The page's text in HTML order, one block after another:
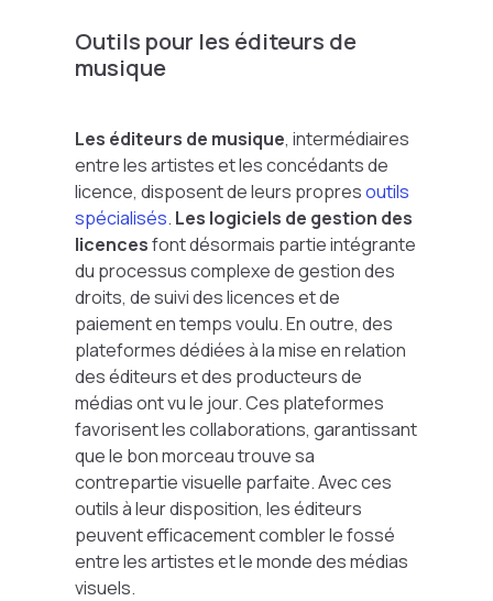
Outils pour les éditeurs de
musique
Les éditeurs de musique, intermédiaires
entre les artistes et les concédants de
licence, disposent de leurs propresoutils
spécialisés. Les logiciels de gestion des
licencesfont désormais partie intégrante
du processus complexe de gestion des
droits, de suivi des licences et de
paiement en temps voulu. En outre, des
plateformes dédiées à la mise en relation
des éditeurs et des producteurs de
médias ont vu le jour. Ces plateformes
favorisent les collaborations, garantissant
que le bon morceau trouve sa
contrepartie visuelle parfaite. Avec ces
outils à leur disposition, les éditeurs
peuvent efficacement combler le fossé
entre les artistes et le monde des médias
visuels.